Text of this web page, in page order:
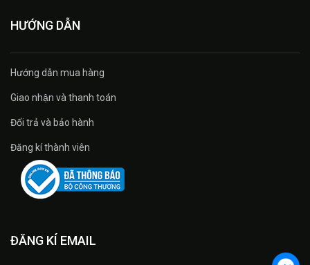
HƯỚNG DẪN
Hướng dẫn mua hàng
Giao nhận và thanh toán
Đổi trả và bảo hành
Đăng kí thành viên
ĐĂNG KÍ EMAIL